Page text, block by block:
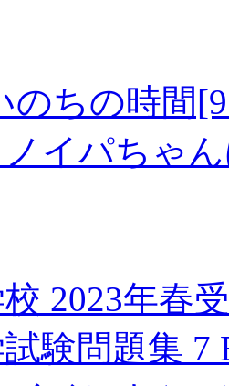
のちの時間
ノイパちゃ
2023年春
験問題集 7